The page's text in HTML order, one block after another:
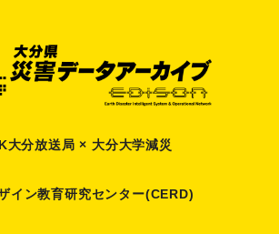
大分放送局 × 大分大学減災
イン教育研究センター(CERD)